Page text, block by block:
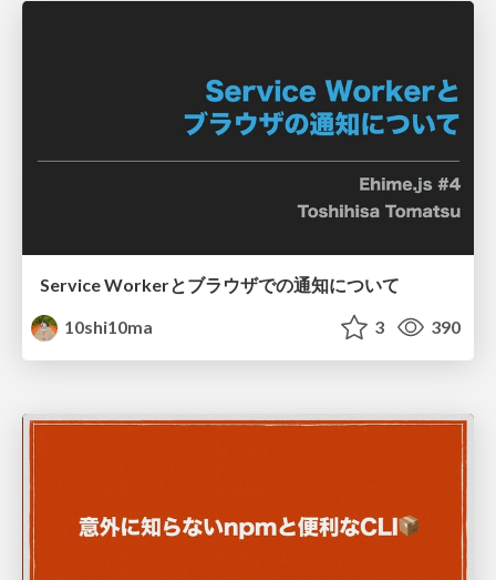
Service Workerとブラウザでの通知について
10shi10ma
3 390